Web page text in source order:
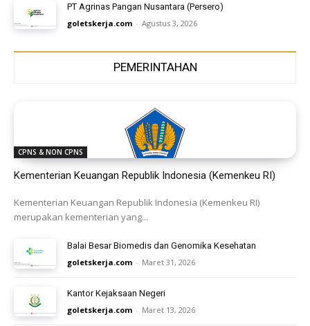
PT Agrinas Pangan Nusantara (Persero)
goletskerja.com - Agustus 3, 2026
PEMERINTAHAN
CPNS & NON CPNS
Kementerian Keuangan Republik Indonesia (Kemenkeu RI)
Kementerian Keuangan Republik Indonesia (Kemenkeu RI)
merupakan kementerian yang...
Balai Besar Biomedis dan Genomika Kesehatan
goletskerja.com - Maret 31, 2026
Kantor Kejaksaan Negeri
goletskerja.com - Maret 13, 2026